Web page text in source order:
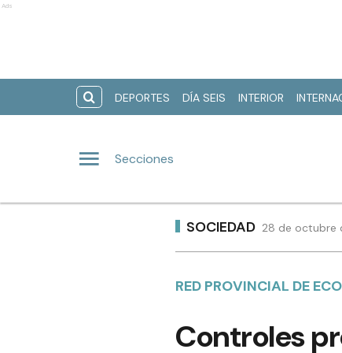
Ads
DEPORTES DÍA SEIS INTERIOR
Secciones
SOCIEDAD 28 de octubre
RED PROVINCIAL DE
Controles